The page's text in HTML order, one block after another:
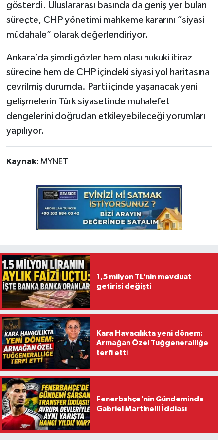
gösterdi. Uluslararası basında da geniş yer bulan
süreçte, CHP yönetimi mahkeme kararını “siyasi
müdahale” olarak değerlendiriyor.
Ankara’da şimdi gözler hem olası hukuki itiraz
sürecine hem de CHP içindeki siyasi yol haritasına
çevrilmiş durumda. Parti içinde yaşanacak yeni
gelişmelerin Türk siyasetinde muhalefet
dengelerini doğrudan etkileyebileceği yorumları
yapılıyor.
Kaynak: MYNET
1,5 milyon TL’nin mevduat
getirisi değişti
Kara Havacılıkta yeni dönem:
Armağan Özel Tuğgeneralliğe
terfi etti
Fenerbahçe'nin Gündeminde
Gabriel Martinelli İddiası